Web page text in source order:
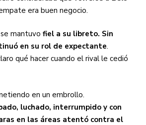
era buen negocio.
mantuvo fiel a su libreto. Sin
en su rol de expectante.
qué hacer cuando el rival le cedió
en un embrollo.
luchado, interrumpido y con
en las áreas atentó contra el